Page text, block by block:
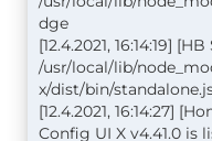
dge
[12.4.2021, 16:14:19]
/usr/local/lib/
x/dist/bin/
[12.4.2021, 16:14:27]
Config UI X v4.41.0 is